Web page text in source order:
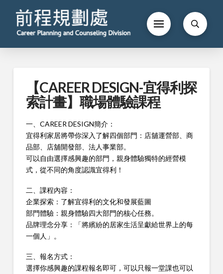
【CAREER DESIGN-宜得利探
索計畫】職場體驗課程
一、CAREER DESIGN簡介：
宜得利家居將帶你深入了解四個部門：店舖運營部、商
品部、店舖開發部、法人事業部。
可以自由選擇感興趣的部門，親身體驗獨特的經營模
式，從不同的角度認識宜得利！
二、課程內容：
企業探索：了解宜得利的文化和發展藍圖
部門體驗：親身體驗四大部門的核心任務。
品牌理念分享：「將繽紛的居家生活呈獻給世界上的每
一個人」。
三、報名方式：
選擇你感興趣的課程報名即可，可以只報一堂課也可以